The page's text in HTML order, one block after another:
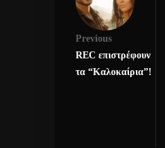
Previous
REC επιστρέφουν
τα “Καλοκαίρια”!